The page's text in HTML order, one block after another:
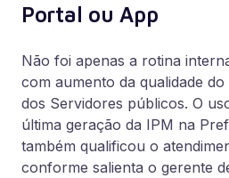
Portal ou App
Não foi apenas a rotina
com aumento da qualidade
dos Servidores públicos. O
última geração da IPM na
também qualificou o
conforme salienta o gerente